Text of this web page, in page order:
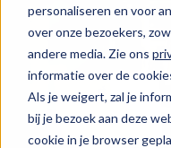
personaliseren en voor
over onze bezoekers,
andere media. Zie ons
informatie over de
Als je weigert, zal je
bij je bezoek aan deze
cookie in je browser
HUBSPOT
HubSpot
HubSpot automations
Cases
Branches
Bright
Could not loads
page.